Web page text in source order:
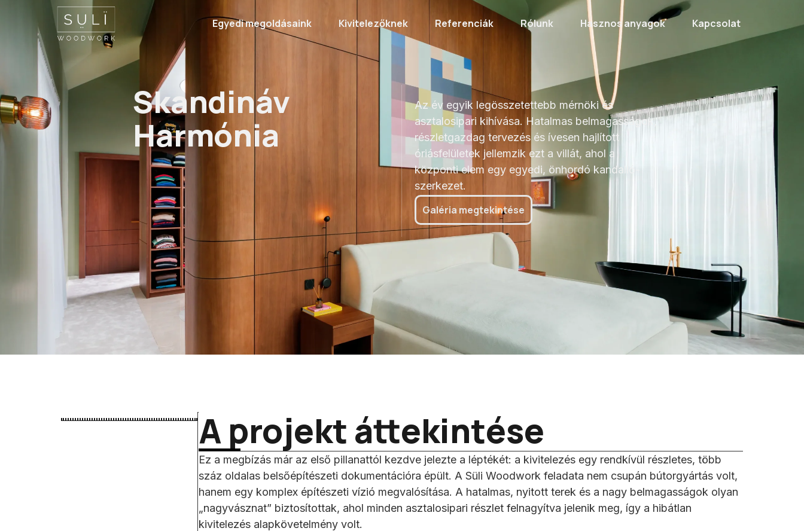
Egyedi megoldásaink Kivitelezőknek Referenciák Rólunk Hasznos anyagok Kapcsolat
Skandináv Harmónia
Skandináv
Harmónia
Az év egyik legösszetettebb mérnöki és
asztalosipari kihívása. Hatalmas belmagasságok,
részletgazdag tervezés és ívesen hajlított
óriásfelületek jellemzik ezt a villát, ahol a
központi elem egy egyedi, önhordó kandalló-
szerkezet.
Galéria megtekintése
A projekt áttekintése
Ez a megbízás már az első pillanattól kezdve jelezte a léptékét: a kivitelezés egy rendkívül részletes, több
száz oldalas belsőépítészeti dokumentációra épült. A Süli Woodwork feladata nem csupán bútorgyártás volt,
hanem egy komplex építészeti vízió megvalósítása. A hatalmas, nyitott terek és a nagy belmagasságok olyan
„nagyvásznat” biztosítottak, ahol minden asztalosipari részlet felnagyítva jelenik meg, így a hibátlan
kivitelezés alapkövetelmény volt.